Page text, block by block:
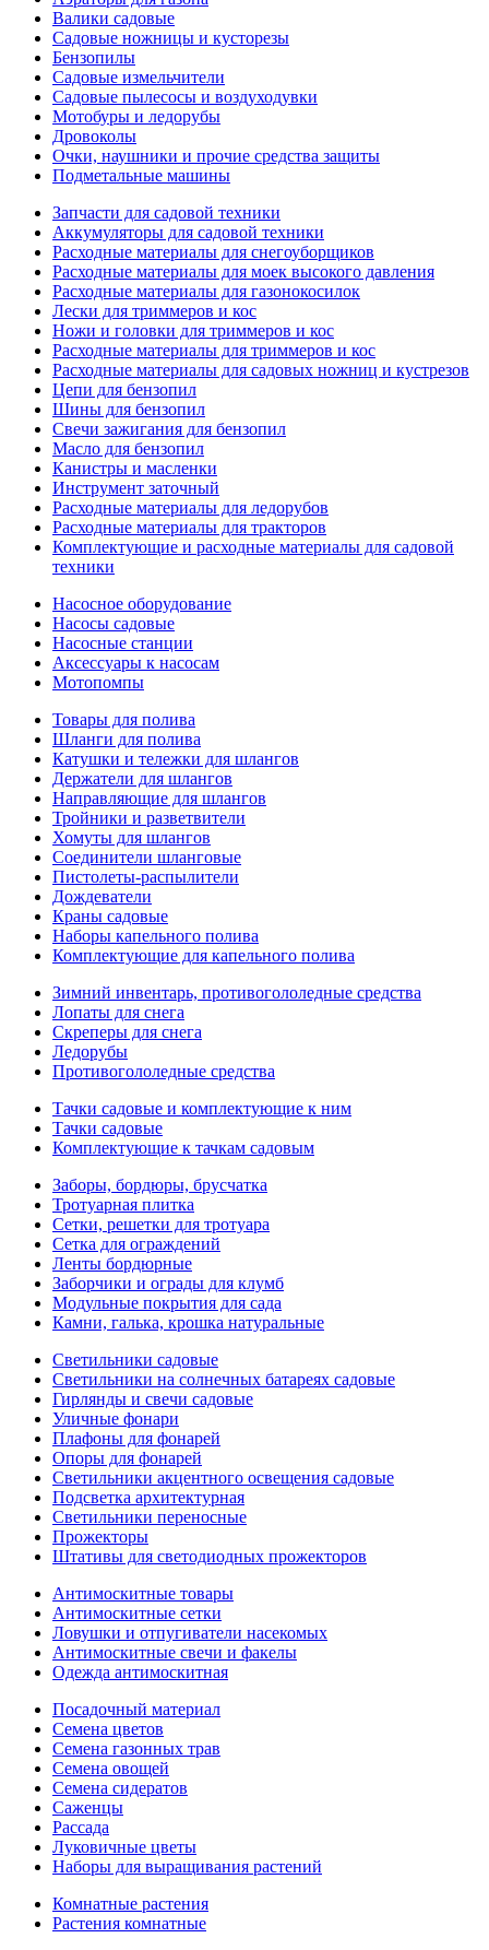
Валики садовые
Садовые ножницы и кусторезы
Бензопилы
Садовые измельчители
Садовые пылесосы и воздуходувки
Мотобуры и ледорубы
Дровоколы
Очки, наушники и прочие средства защиты
Подметальные машины
Запчасти для садовой техники
Аккумуляторы для садовой техники
Расходные материалы для снегоуборщиков
Расходные материалы для моек высокого давления
Расходные материалы для газонокосилок
Лески для триммеров и кос
Ножи и головки для триммеров и кос
Расходные материалы для триммеров и кос
Расходные материалы для садовых ножниц и кустрезов
Цепи для бензопил
Шины для бензопил
Свечи зажигания для бензопил
Масло для бензопил
Канистры и масленки
Инструмент заточный
Расходные материалы для ледорубов
Расходные материалы для тракторов
Комплектующие и расходные материалы для садовой
техники
Насосное оборудование
Насосы садовые
Насосные станции
Аксессуары к насосам
Мотопомпы
Товары для полива
Шланги для полива
Катушки и тележки для шлангов
Держатели для шлангов
Направляющие для шлангов
Тройники и разветвители
Хомуты для шлангов
Соединители шланговые
Пистолеты-распылители
Дождеватели
Краны садовые
Наборы капельного полива
Комплектующие для капельного полива
Зимний инвентарь, противогололедные средства
Лопаты для снега
Скреперы для снега
Ледорубы
Противогололедные средства
Тачки садовые и комплектующие к ним
Тачки садовые
Комплектующие к тачкам садовым
Заборы, бордюры, брусчатка
Тротуарная плитка
Сетки, решетки для тротуара
Сетка для ограждений
Ленты бордюрные
Заборчики и ограды для клумб
Модульные покрытия для сада
Камни, галька, крошка натуральные
Светильники садовые
Светильники на солнечных батареях садовые
Гирлянды и свечи садовые
Уличные фонари
Плафоны для фонарей
Опоры для фонарей
Светильники акцентного освещения садовые
Подсветка архитектурная
Светильники переносные
Прожекторы
Штативы для светодиодных прожекторов
Антимоскитные товары
Антимоскитные сетки
Ловушки и отпугиватели насекомых
Антимоскитные свечи и факелы
Одежда антимоскитная
Посадочный материал
Семена цветов
Семена газонных трав
Семена овощей
Семена сидератов
Саженцы
Рассада
Луковичные цветы
Наборы для выращивания растений
Комнатные растения
Растения комнатные